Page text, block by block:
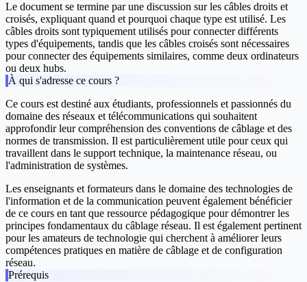
Le document se termine par une discussion sur les câbles droits et
croisés, expliquant quand et pourquoi chaque type est utilisé. Les
câbles droits sont typiquement utilisés pour connecter différents
types d'équipements, tandis que les câbles croisés sont nécessaires
pour connecter des équipements similaires, comme deux ordinateurs
ou deux hubs.
À qui s'adresse ce cours ?
Ce cours est destiné aux étudiants, professionnels et passionnés du
domaine des réseaux et télécommunications qui souhaitent
approfondir leur compréhension des conventions de câblage et des
normes de transmission. Il est particulièrement utile pour ceux qui
travaillent dans le support technique, la maintenance réseau, ou
l'administration de systèmes.
Les enseignants et formateurs dans le domaine des technologies de
l'information et de la communication peuvent également bénéficier
de ce cours en tant que ressource pédagogique pour démontrer les
principes fondamentaux du câblage réseau. Il est également pertinent
pour les amateurs de technologie qui cherchent à améliorer leurs
compétences pratiques en matière de câblage et de configuration
réseau.
Prérequis